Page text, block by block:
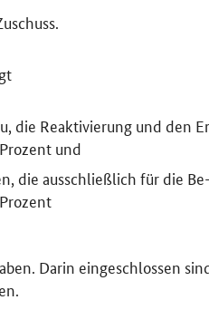
die Reaktivierung und den
und
die ausschließlich für die
Darin eingeschlossen